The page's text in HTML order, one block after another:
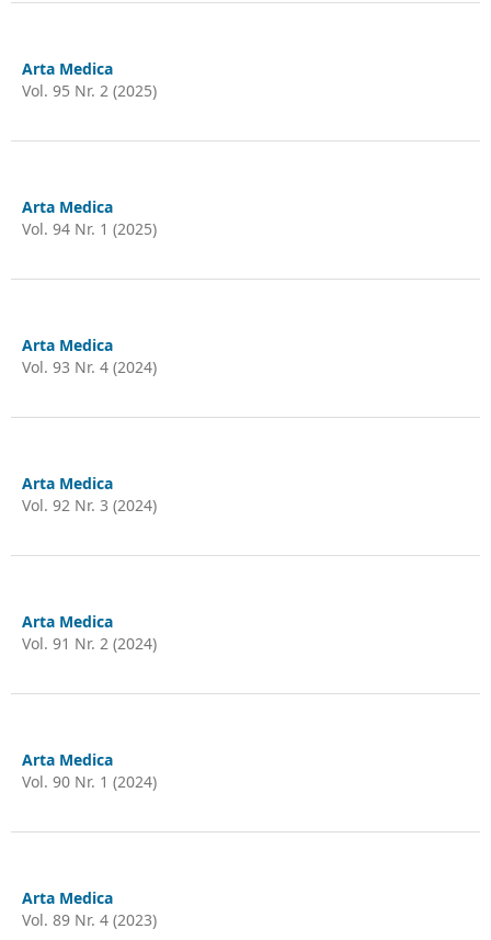
Arta Medica
Vol. 95 Nr. 2 (2025)
Arta Medica
Vol. 94 Nr. 1 (2025)
Arta Medica
Vol. 93 Nr. 4 (2024)
Arta Medica
Vol. 92 Nr. 3 (2024)
Arta Medica
Vol. 91 Nr. 2 (2024)
Arta Medica
Vol. 90 Nr. 1 (2024)
Arta Medica
Vol. 89 Nr. 4 (2023)